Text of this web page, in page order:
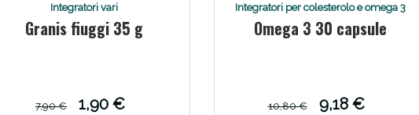
Integratori vari
Granis fiuggi 35 g
7,90 €
1,90 €
Integratori per colesterolo e omega 3
Omega 3 30 capsule
10,80 €
9,18 €
Benessere Intestinale: Sconto fino al 55% valido oggi!